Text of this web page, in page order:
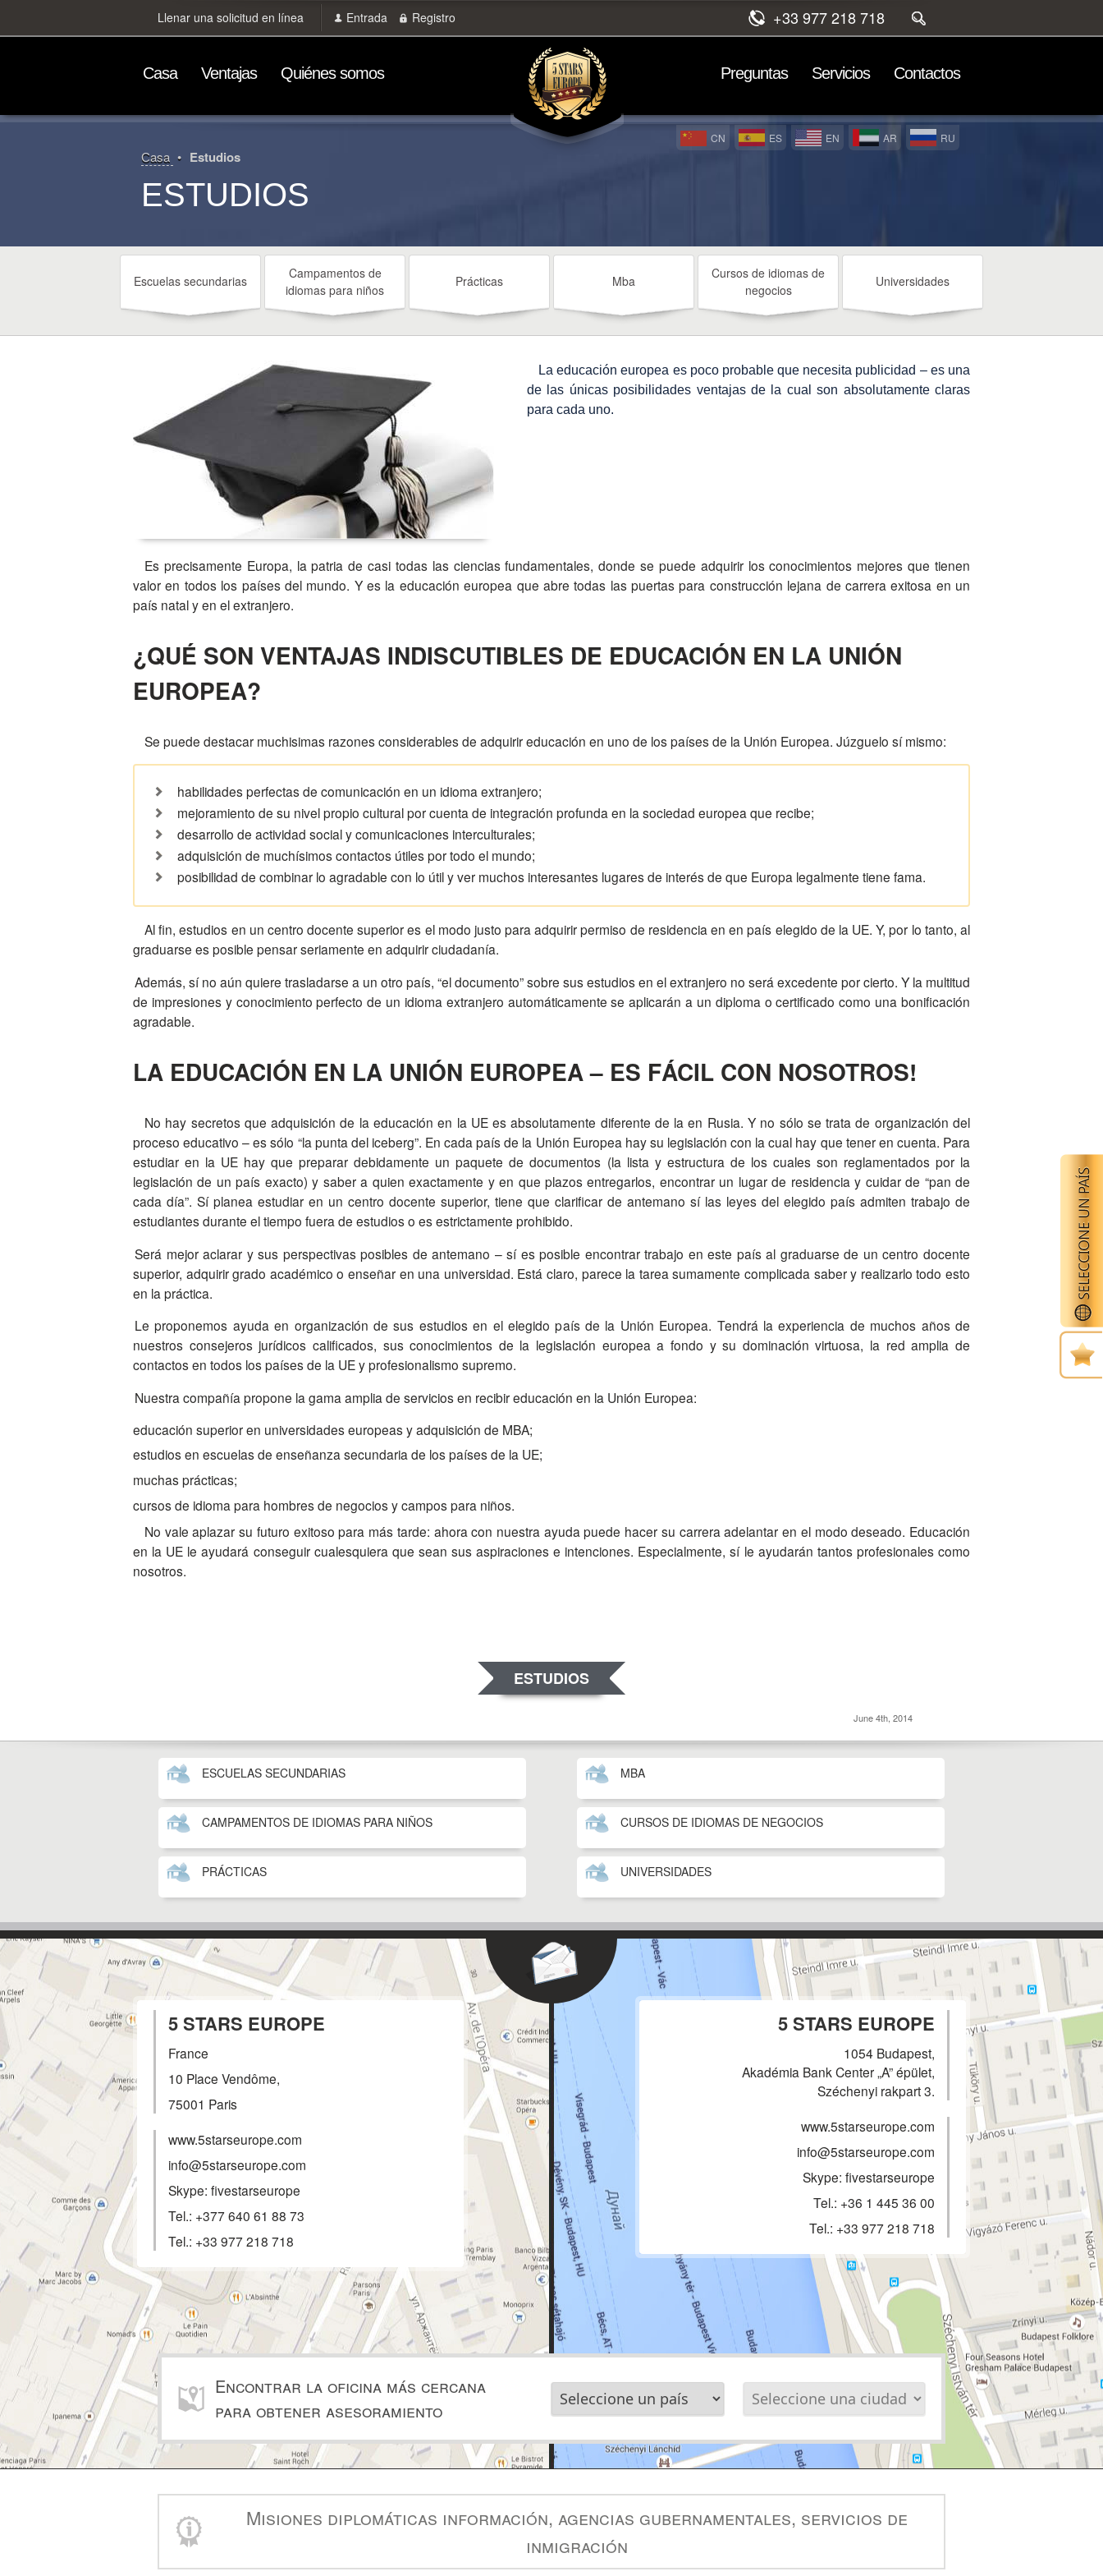
Llenar una solicitud en línea Entrada Registro +33 977 218 718
Сasa Ventajas Quiénes somos Preguntas Servicios Contactos
Сasa Estudios
ESTUDIOS
RU
AR
EN
ES
CN
Escuelas secundarias
Campamentos de
idiomas para niños
Prácticas Mba
Cursos de idiomas de
negocios
Universidades
La educación europea es poco probable que necesita publicidad – es una
de las únicas posibilidades ventajas de la cual son absolutamente claras
para cada uno.
Es precisamente Europa, la patria de casi todas las ciencias fundamentales, donde se puede adquirir los conocimientos mejores que tienen
valor en todos los países del mundo. Y es la educación europea que abre todas las puertas para construcción lejana de carrera exitosa en un
país natal y en el extranjero.
¿QUÉ SON VENTAJAS INDISCUTIBLES DE EDUCACIÓN EN LA UNIÓN
EUROPEA?
Se puede destacar muchisimas razones considerables de adquirir educación en uno de los países de la Unión Europea. Júzguelo sí mismo:
habilidades perfectas de comunicación en un idioma extranjero;
mejoramiento de su nivel propio cultural por cuenta de integración profunda en la sociedad europea que recibe;
desarrollo de actividad social y comunicaciones interculturales;
adquisición de muchísimos contactos útiles por todo el mundo;
posibilidad de combinar lo agradable con lo útil y ver muchos interesantes lugares de interés de que Europa legalmente tiene fama.
Al fin, estudios en un centro docente superior es el modo justo para adquirir permiso de residencia en en país elegido de la UE. Y, por lo tanto, al
graduarse es posible pensar seriamente en adquirir ciudadanía.
Además, sí no aún quiere trasladarse a un otro país, “el documento” sobre sus estudios en el extranjero no será excedente por cierto. Y la multitud
de impresiones y conocimiento perfecto de un idioma extranjero automáticamente se aplicarán a un diploma o certificado como una bonificación
agradable.
LA EDUCACIÓN EN LA UNIÓN EUROPEA – ES FÁCIL CON NOSOTROS!
No hay secretos que adquisición de la educación en la UE es absolutamente diferente de la en Rusia. Y no sólo se trata de organización del
proceso educativo – es sólo “la punta del iceberg”. En cada país de la Unión Europea hay su legislación con la cual hay que tener en cuenta. Para
estudiar en la UE hay que preparar debidamente un paquete de documentos (la lista y estructura de los cuales son reglamentados por la
legislación de un país exacto) y saber a quien exactamente y en que plazos entregarlos, encontrar un lugar de residencia y cuidar de “pan de
cada día”. Sí planea estudiar en un centro docente superior, tiene que clarificar de antemano sí las leyes del elegido país admiten trabajo de
estudiantes durante el tiempo fuera de estudios o es estrictamente prohibido.
Será mejor aclarar y sus perspectivas posibles de antemano – sí es posible encontrar trabajo en este país al graduarse de un centro docente
superior, adquirir grado académico o enseñar en una universidad. Está claro, parece la tarea sumamente complicada saber y realizarlo todo esto
en la práctica.
Le proponemos ayuda en organización de sus estudios en el elegido país de la Unión Europea. Tendrá la experiencia de muchos años de
nuestros consejeros jurídicos calificados, sus conocimientos de la legislación europea a fondo y su dominación virtuosa, la red amplia de
contactos en todos los países de la UE y profesionalismo supremo.
Nuestra compañía propone la gama amplia de servicios en recibir educación en la Unión Europea:
educación superior en universidades europeas y adquisición de MBA;
estudios en escuelas de enseñanza secundaria de los países de la UE;
muchas prácticas;
cursos de idioma para hombres de negocios y campos para niños.
No vale aplazar su futuro exitoso para más tarde: ahora con nuestra ayuda puede hacer su carrera adelantar en el modo deseado. Educación
en la UE le ayudará conseguir cualesquiera que sean sus aspiraciones e intenciones. Especialmente, sí le ayudarán tantos profesionales como
nosotros.
ESTUDIOS
June 4th, 2014
ESCUELAS SECUNDARIAS
CAMPAMENTOS DE IDIOMAS PARA NIÑOS
PRÁCTICAS
MBA
CURSOS DE IDIOMAS DE NEGOCIOS
UNIVERSIDADES
5 STARS EUROPE
1054 Budapest,
Akadémia Bank Center „A” épület,
Széchenyi rakpart 3.
www.5starseurope.com
info@5starseurope.com
Skype: fivestarseurope
Tel.: +36 1 445 36 00
Tel.: +33 977 218 718
5 STARS EUROPE
France
10 Place Vendôme,
75001 Paris
www.5starseurope.com
info@5starseurope.com
Skype: fivestarseurope
Tel.: +377 640 61 88 73
Tel.: +33 977 218 718
Encontrar la oficina más cercana
para obtener asesoramiento
Misiones diplomáticas información, agencias gubernamentales, servicios de
inmigración